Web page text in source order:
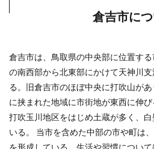
倉吉市に
倉吉市は、鳥取県の中央部に位置す
の南西部から北東部にかけて天神川
る。旧倉吉市のほぼ中央に打吹山が
に挟まれた地域に市街地が東西に伸
打吹玉川地区をはじめ土蔵が多く、
いる。 当市を含めた中部の市や町は
を形成している。生活や習慣につい